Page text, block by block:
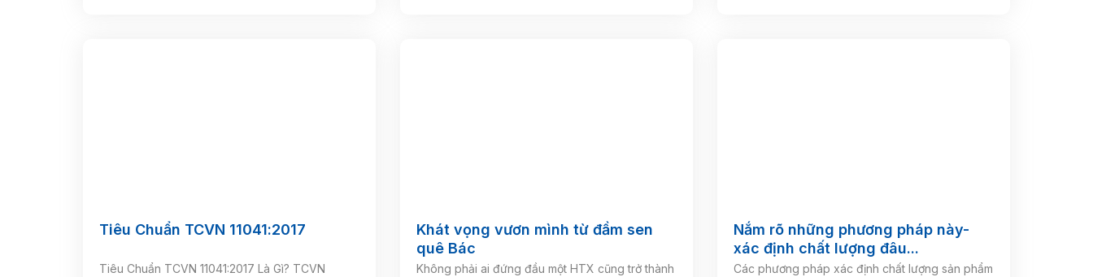
Tiêu Chuẩn TCVN 11041:2017
Tiêu Chuẩn TCVN 11041:2017 Là Gì? TCVN
Khát vọng vươn mình từ đầm sen
quê Bác
Không phải ai đứng đầu một HTX cũng trở thành
Nắm rõ những phương pháp này-
xác định chất lượng đâu...
Các phương pháp xác định chất lượng sản phẩm